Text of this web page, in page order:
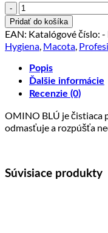
množstvo
OMINO
BLÙ
Pasta
-
čistiaca
pasta
ruky
Pridať do košíka
EAN: Katalógové číslo: -
Hygiena, Macota,
Popis
Ďalšie informácie
Recenzie (0)
OMINO BLÚ je čistiaca
odmasťuje a rozpúšťa
Súvisiace produkty